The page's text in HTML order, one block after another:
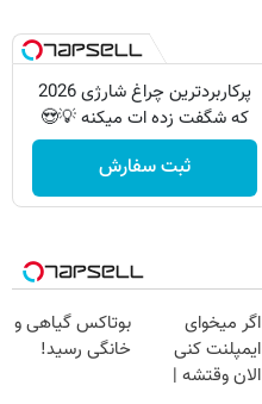
پرکاربردترین چراغ شارژی 2026
که شگفت زده ات میکنه 💡😍
ثبت سفارش
اگر میخوای
ایمپلنت کنی
الان وقتشه |
بوتاکس گیاهی و
خانگی رسید!